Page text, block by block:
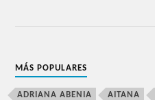
MÁS POPULARES
ADRIANA ABENIA AITANA